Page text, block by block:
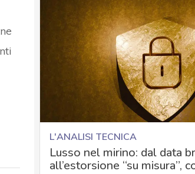
L'ANALISI TECNICA
Lusso nel mirino: dal data
all’estorsione “su misura”,